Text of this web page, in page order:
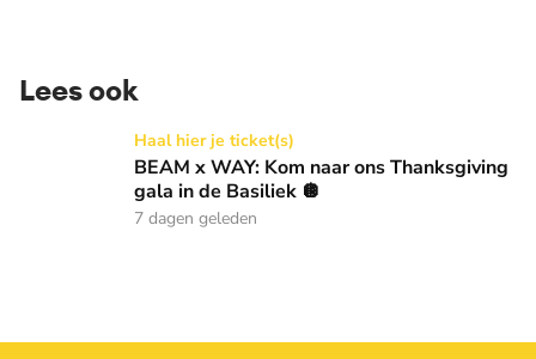
Lees ook
BEAM x WAY: Kom naar ons Thanksgiving gala in de
Haal hier je ticket(s)
BEAM x WAY: Kom naar ons Thanksgiving
gala in de Basiliek 🪩
7 dagen geleden